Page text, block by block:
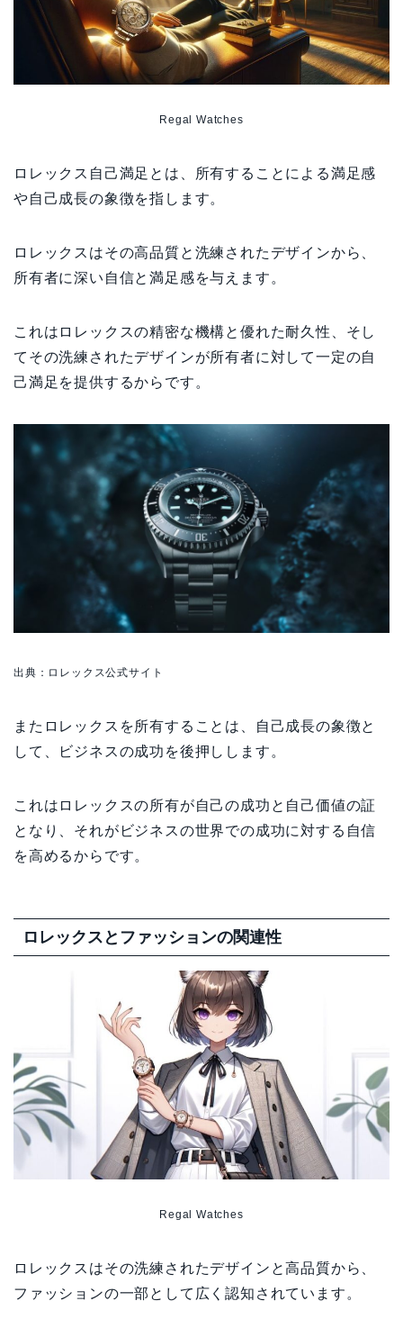
Regal Watches
ロレックス自己満足とは、所有することによる満足感
や自己成長の象徴を指します。
ロレックスはその高品質と洗練されたデザインから、
所有者に深い自信と満足感を与えます。
これはロレックスの精密な機構と優れた耐久性、そし
てその洗練されたデザインが所有者に対して一定の自
己満足を提供するからです。
出典：ロレックス公式サイト
またロレックスを所有することは、自己成長の象徴と
して、ビジネスの成功を後押しします。
これはロレックスの所有が自己の成功と自己価値の証
となり、それがビジネスの世界での成功に対する自信
を高めるからです。
ロレックスとファッションの関連性
Regal Watches
ロレックスはその洗練されたデザインと高品質から、
ファッションの一部として広く認知されています。